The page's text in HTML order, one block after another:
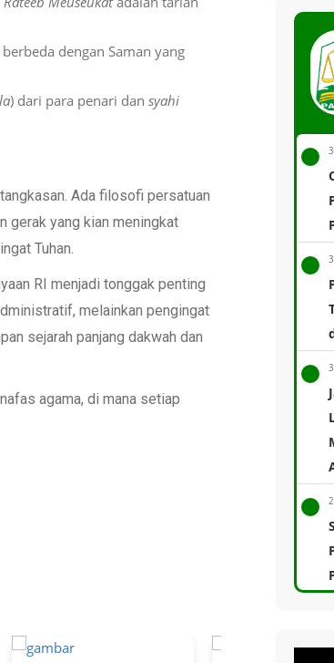
dengan Saman yang
) dari para penari dan syahi
Ada filosofi persatuan
gerak yang kian meningkat
Tuhan.
RI menjadi tonggak penting
melainkan pengingat
sejarah panjang dakwah dan
agama, di mana setiap